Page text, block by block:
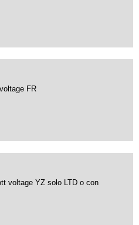
FR
voltage YZ solo LTD o con